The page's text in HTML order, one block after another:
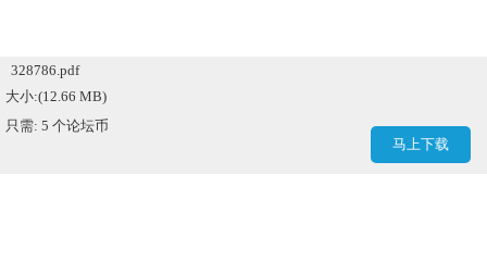
328786.pdf
大小:(12.66 MB)
只需: 5 个论坛币
马上下载